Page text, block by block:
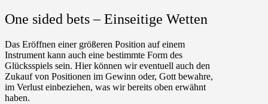
One sided bets – Einseitige Wetten
Das Eröffnen einer größeren Position auf einem
Instrument kann auch eine bestimmte Form des
Glücksspiels sein. Hier können wir eventuell auch den
Zukauf von Positionen im Gewinn oder, Gott bewahre,
im Verlust einbeziehen, was wir bereits oben erwähnt
haben.